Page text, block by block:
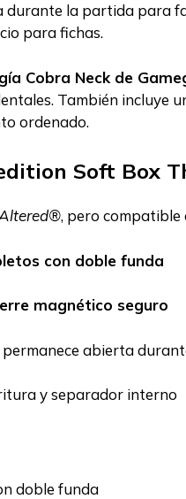
durante la partida para
para fichas.
Cobra Neck de
También incluye
ordenado.
Soft Box
, pero compatible
con doble funda
magnético seguro
abierta
y separador interno
doble funda